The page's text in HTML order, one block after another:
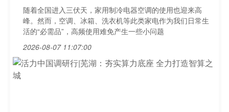
随着全国进入三伏天，家用制冷电器空调的使用也迎来高
峰。然而，空调、冰箱、洗衣机等此类家电作为我们日常生
活的“必需品”，高频使用难免产生一些小问题
2026-08-07 11:07:00